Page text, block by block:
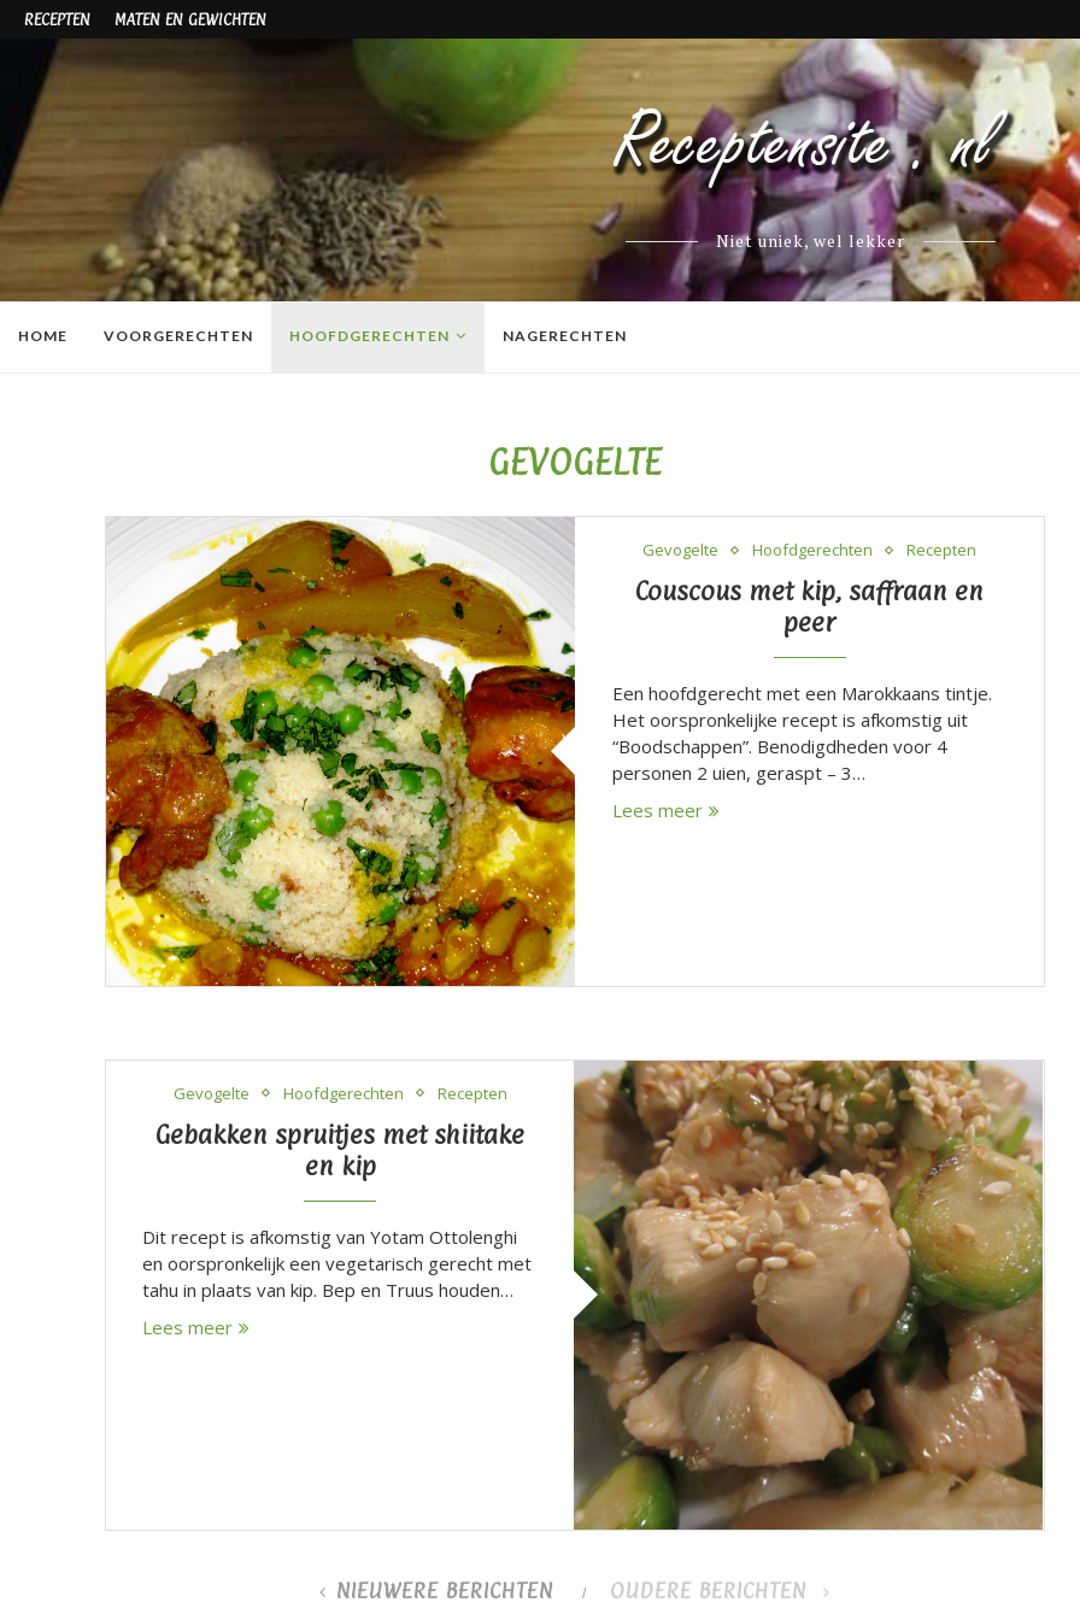
RECEPTEN MATEN EN GEWICHTEN
Niet uniek, wel lekker
HOME VOORGERECHTEN HOOFDGERECHTEN NAGERECHTEN
GEVOGELTE
Gevogelte Hoofdgerechten Recepten
Couscous met kip, saffraan en
peer
Een hoofdgerecht met een Marokkaans tintje.
Het oorspronkelijke recept is afkomstig uit
“Boodschappen”. Benodigdheden voor 4
personen 2 uien, geraspt – 3…
Lees meer
Gevogelte Hoofdgerechten Recepten
Gebakken spruitjes met shiitake
en kip
Dit recept is afkomstig van Yotam Ottolenghi
en oorspronkelijk een vegetarisch gerecht met
tahu in plaats van kip. Bep en Truus houden…
Lees meer
NIEUWERE BERICHTEN OUDERE BERICHTEN